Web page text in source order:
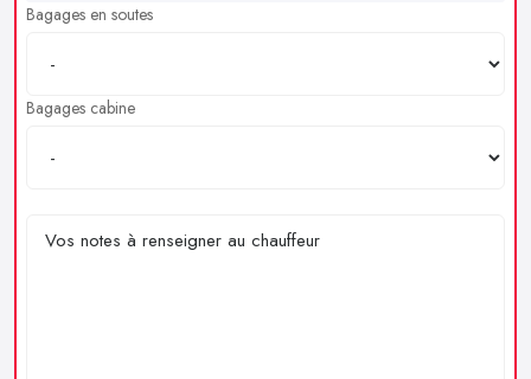
Bagages en soutes
Bagages cabine